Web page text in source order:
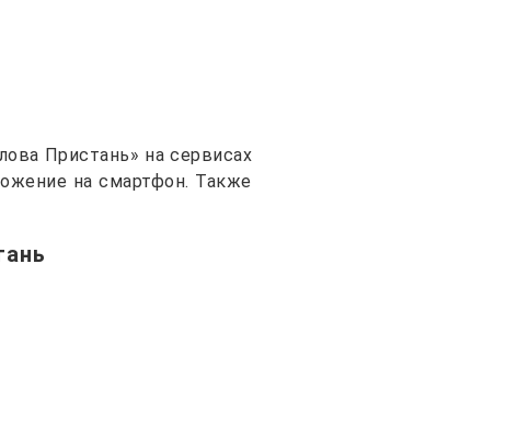
Пристань» на сервисах
на смартфон. Также